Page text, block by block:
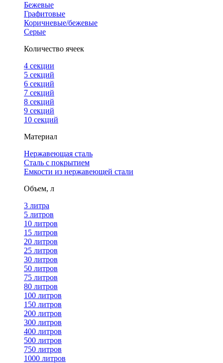
Бежевые
Графитовые
Коричневые/бежевые
Серые
Количество ячеек
4 cекции
5 секций
6 секций
7 секций
8 секций
9 секций
10 секций
Материал
Нержавеющая сталь
Сталь с покрытием
Емкости из нержавеющей стали
Объем, л
3 литра
5 литров
10 литров
15 литров
20 литров
25 литров
30 литров
50 литров
75 литров
80 литров
100 литров
150 литров
200 литров
300 литров
400 литров
500 литров
750 литров
1000 литров